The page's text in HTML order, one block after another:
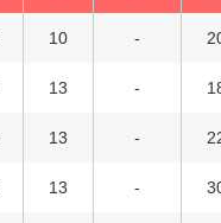
10 -
13 -
13 -
13 -